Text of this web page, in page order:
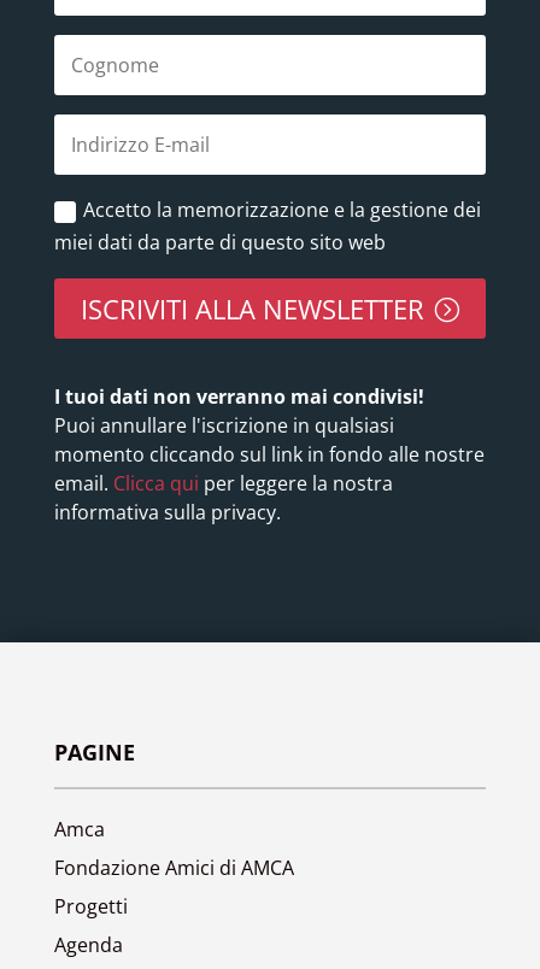
Accetto la memorizzazione e la gestione dei
miei dati da parte di questo sito web
ISCRIVITI ALLA NEWSLETTER
I tuoi dati non verranno mai condivisi!
Puoi annullare l'iscrizione in qualsiasi
momento cliccando sul link in fondo alle nostre
email. Clicca qui per leggere la nostra
informativa sulla privacy.
PAGINE
Amca
Fondazione Amici di AMCA
Progetti
Agenda